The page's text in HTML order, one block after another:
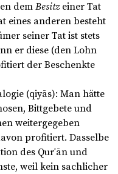
demBesitzeiner Tat
eines anderen besteht
seiner Tat ist stets
er diese (den Lohn
der Beschenkte
(qiyās): Man hätte
Bittgebete und
weitergegeben
profitiert. Dasselbe
des Qurʾān und
weil kein sachlicher